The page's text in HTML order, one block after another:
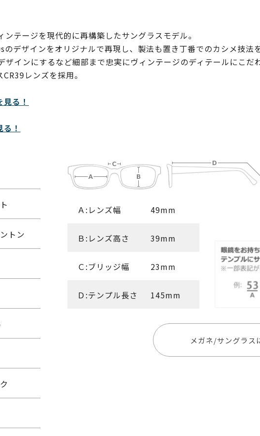
ンテージを現代的に再構築したサングラスモデル。
のデザインをオリジナルで再現し、製法も置き丁番でのカシメ技法
ザインにするなど細部まで忠実にヴィンテージのディテールにこだ
レンズを採用。
る！
！
トン
Ａ:レンズ幅 49mm
Ｂ:レンズ高さ 39mm
Ｃ:ブリッジ幅 23mm
Ｄ:テンプル長さ 145mm
メガネ/サングラス